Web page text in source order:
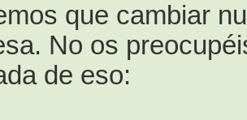
que cambiar
No os
de eso: